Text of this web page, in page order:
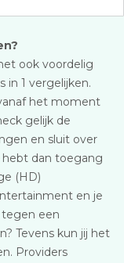
ook voordelig
in 1 vergelijken.
het moment
gelijk de
en sluit over
hebt dan toegang
(HD)
en je
een
Tevens kun jij het
Providers